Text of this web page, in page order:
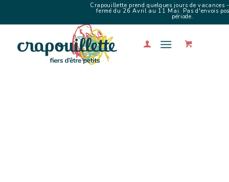
Crapouillette prend quelques jours de vacances
fermé du 26 Avril au 11 Mai. Pas d'envois
période.